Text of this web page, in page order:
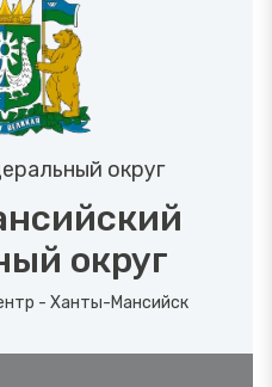
округ
округ
- Ханты-Мансийск